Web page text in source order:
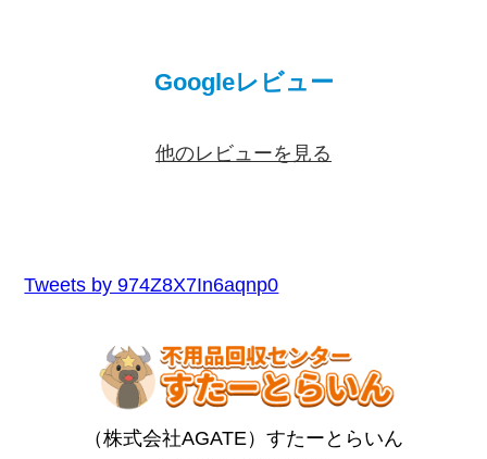
Googleレビュー
他のレビューを見る
Tweets by 974Z8X7In6aqnp0
（株式会社AGATE）すたーとらいん